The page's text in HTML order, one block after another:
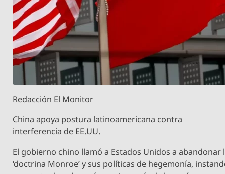
Redacción El Monitor
China apoya postura latinoamericana contra
interferencia de EE.UU.
El gobierno chino llamó a Estados Unidos a abandonar
‘doctrina Monroe’ y sus políticas de hegemonía,